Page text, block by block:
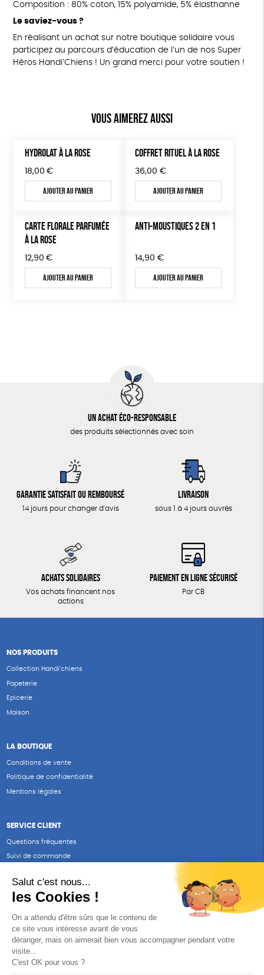
Composition : 80% coton, 15% polyamide, 5% élasthanne
Le saviez-vous ?
En réalisant un achat sur notre boutique solidaire vous
participez au parcours d’éducation de l’un de nos Super
Héros Handi’Chiens ! Un grand merci pour votre soutien !
Vous aimerez aussi
HYDROLAT À LA ROSE
18,00 €
Ajouter au panier
COFFRET RITUEL À LA ROSE
36,00 €
Ajouter au panier
CARTE FLORALE PARFUMÉE
À LA ROSE
12,90 €
Ajouter au panier
ANTI-MOUSTIQUES 2 EN 1
14,90 €
Ajouter au panier
Un achat éco-responsable
des produits sélectionnés avec soin
Garantie satisfait ou remboursé
14 jours pour changer d'avis
Livraison
sous 1 à 4 jours ouvrés
Achats solidaires
Vos achats financent nos
actions
Paiement en ligne sécurisé
Par CB
NOS PRODUITS
Collection Handi’chiens
Papeterie
Epicerie
Maison
LA BOUTIQUE
Conditions de vente
Politique de confidentialité
Mentions légales
SERVICE CLIENT
Questions fréquentes
Suivi de commande
Renvoyer des articles
SUIVEZ-NOUS